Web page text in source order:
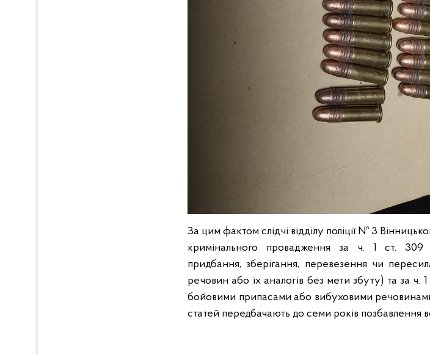
За цим фактом слідчі відділу поліції № 3
кримінального провадження за ч. 1 ст. 309
придбання, зберігання, перевезення чи
речовин або їх аналогів без мети збуту) та за ч.
бойовими припасами або вибуховими
статей передбачають до семи років позбавлення